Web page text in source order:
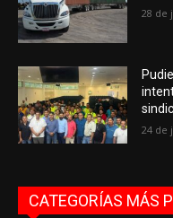
28 de
24 de
CATEGORÍAS MÁS